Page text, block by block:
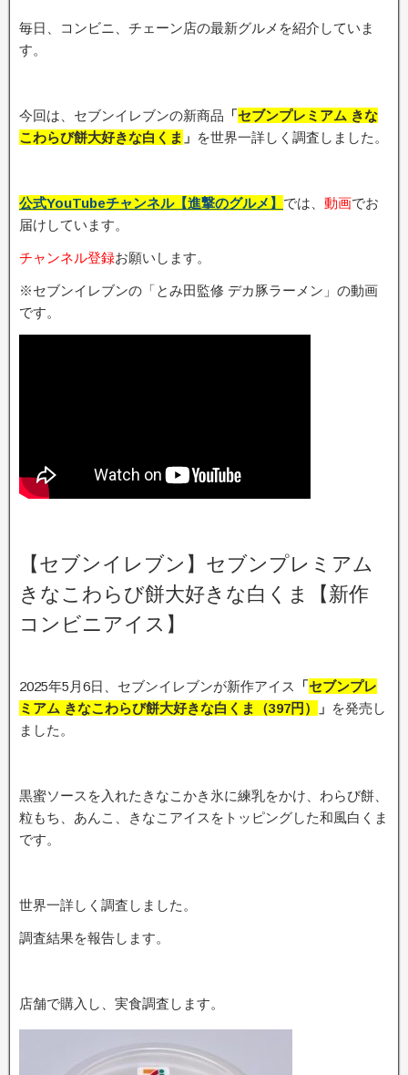
毎日、コンビニ、チェーン店の最新グルメを紹介していま
す。
今回は、セブンイレブンの新商品 「セブンプレミアム きな
こわらび餅大好きな白くま 」 を世界一詳しく調査しました。
公式YouTubeチャンネル【進撃のグルメ】 では、 動画でお
届けしています。
チャンネル登録お願いします。
※セブンイレブンの「とみ田監修 デカ豚ラーメン」の動画
です。
【セブンイレブン】セブンプレミアム
きなこわらび餅大好きな白くま【新作
コンビニアイス】
2025年5月6日、セブンイレブンが新作アイス 「セブンプレ
ミアム きなこわらび餅大好きな白くま
（397円） 」 を発売し
ました。
黒蜜ソースを入れたきなこかき氷に練乳をかけ、わらび餅、
粒もち、あんこ、きなこアイスをトッピングした和風白くま
です。
世界一詳しく調査しました。
調査結果を報告します。
店舗で購入し、実食調査します。